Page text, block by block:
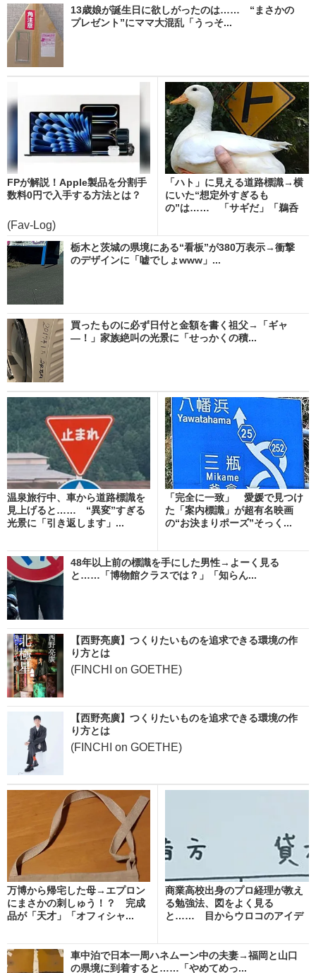
13歳娘が誕生日に欲しがったのは…… “まさかの
プレゼント”にママ大混乱「うっそ...
FPが解説！Apple製品を分割手
数料0円で入手する方法とは？
(Fav-Log)
「ハト」に見える道路標識→横
にいた“想定外すぎるも
の”は…… 「サギだ」「鵜呑
栃木と茨城の県境にある“看板”が380万表示→衝撃
のデザインに「嘘でしょwww」...
買ったものに必ず日付と金額を書く祖父→「ギャ
―！」家族絶叫の光景に「せっかくの積...
温泉旅行中、車から道路標識を
見上げると…… “異変”すぎる
光景に「引き返します」...
「完全に一致」 愛媛で見つけ
た「案内標識」が超有名映画
の“お決まりポーズ”そっく...
48年以上前の標識を手にした男性→よーく見る
と……「博物館クラスでは？」「知らん...
【西野亮廣】つくりたいものを追求できる環境の作
り方とは
(FINCHI on GOETHE)
【西野亮廣】つくりたいものを追求できる環境の作
り方とは
(FINCHI on GOETHE)
万博から帰宅した母→エプロン
にまさかの刺しゅう！？ 完成
品が「天才」「オフィシャ...
商業高校出身のプロ経理が教え
る勉強法、図をよく見る
と…… 目からウロコのアイデ
車中泊で日本一周ハネムーン中の夫妻→福岡と山口
の県境に到着すると……「やめてめっ...